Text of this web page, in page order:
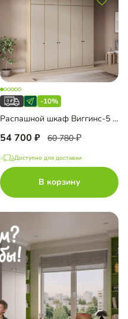
-10%
Распашной шкаф Виггинс-5 с антресолью
54 700 60 780
Доступно для доставки
В корзину